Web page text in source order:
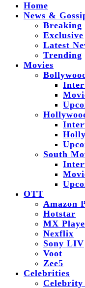
Home
News &
Breaking
Exclusive
Latest
Trending
Movies
South
OTT
Amazon
Hotstar
MX
Nexflix
Sony LIV
Voot
Zee5
Celebrities
Celebrity